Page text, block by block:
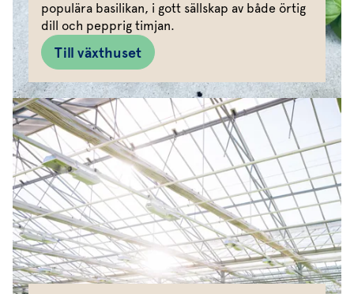
populära basilikan, i gott sällskap av både örtig
dill och pepprig timjan.
Till växthuset